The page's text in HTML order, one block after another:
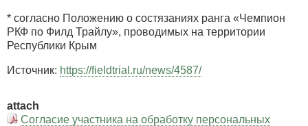
* согласно Положению о состязаниях ранга «Чемпион
РКФ по Филд Трайлу», проводимых на территории
Республики Крым
Источник: https://fieldtrial.ru/news/4587/
attach
Согласие участника на обработку персональных